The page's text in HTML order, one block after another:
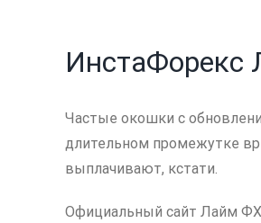
ИнстаФорекс
Частые окошки с
длительном промежутке
выплачивают, кстати.
Официальный сайт Лайм ФХ